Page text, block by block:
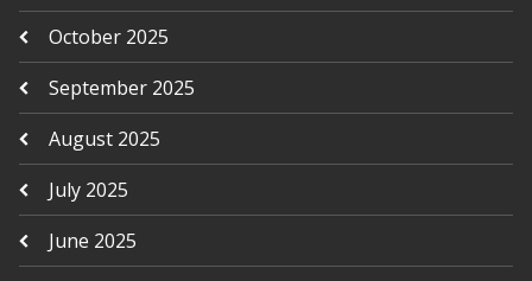
October 2025
September 2025
August 2025
July 2025
June 2025